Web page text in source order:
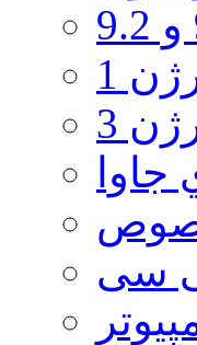
1
3
جاوا
سی